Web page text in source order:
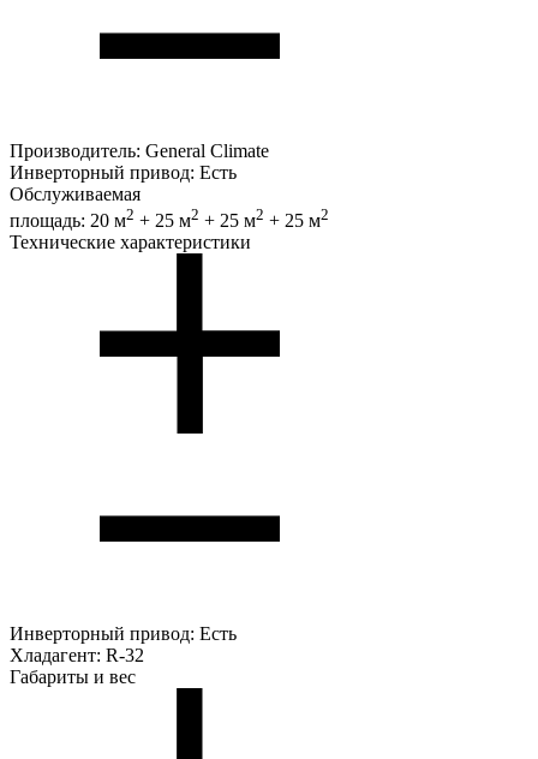
Производитель: General Climate
Инверторный привод: Есть
Обслуживаемая
площадь: 20 м2 + 25 м2 + 25 м2 + 25 м2
Технические характеристики
Инверторный привод: Есть
Хладагент: R-32
Габариты и вес